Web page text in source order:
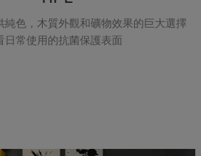
純色，木質外觀和礦物效果的巨大選擇
日常使用的抗菌保護表面